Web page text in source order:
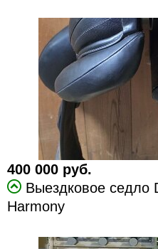
400 000 руб.
Выездковое седло
Harmony